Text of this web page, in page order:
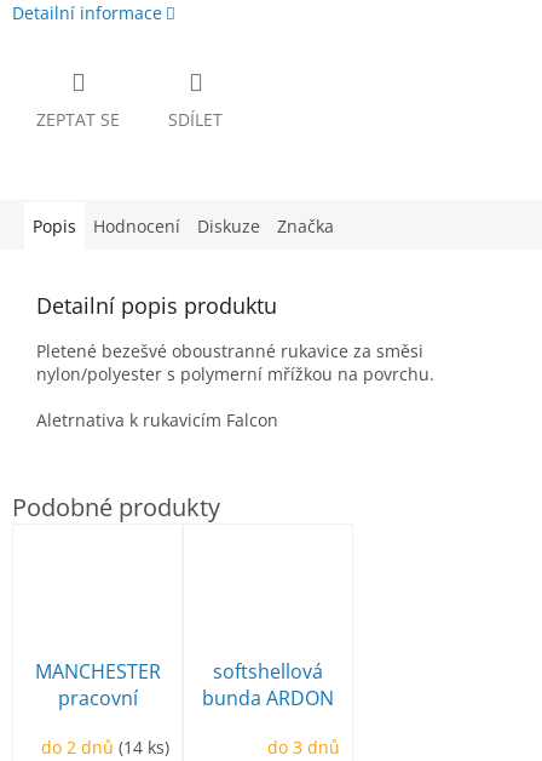
Detailní informace
ZEPTAT SE SDÍLET
Popis Hodnocení Diskuze Značka
Detailní popis produktu
Pletené bezešvé oboustranné rukavice za směsi
nylon/polyester s polymerní mřížkou na povrchu.
Aletrnativa k rukavicím Falcon
MANCHESTER
pracovní
do 2 dnů(14 ks)
softshellová
bunda ARDON
do 3 dnů